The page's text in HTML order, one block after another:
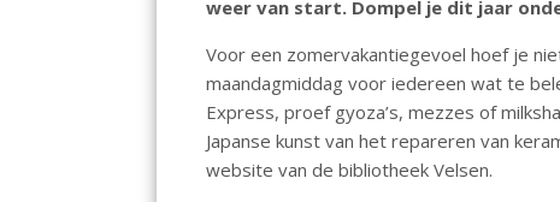
o
o
k
A
p
p
dI
n
weer van start. Dompel je dit jaar
Voor een zomervakantiegevoel hoef je
maandagmiddag voor iedereen wat te
Express, proef gyoza’s, mezzes of
Japanse kunst van het repareren van
website van de bibliotheek Velsen.